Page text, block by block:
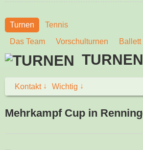
Turnen
Tennis
Das Team
Vorschulturnen Ballett
TURNEN
Kontakt↓ Wichtig ↓
Mehrkampf Cup in